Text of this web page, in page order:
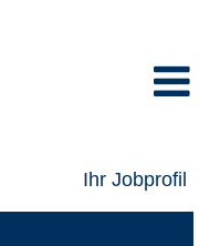
Ihr Jobprofil